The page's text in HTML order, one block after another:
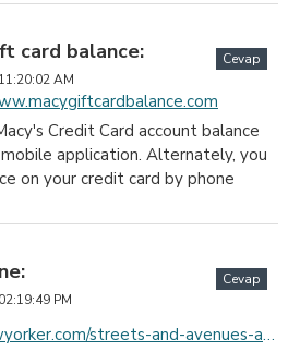
card balance:
11:20:02 AM
Cevap
Credit Card account balance
application. Alternately, you
on your credit card by phone
02:19:49 PM
https://becomeanewyorker.com/streets-and-avenues-a-history-of-the-grid-system
Cevap